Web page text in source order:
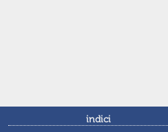
indici